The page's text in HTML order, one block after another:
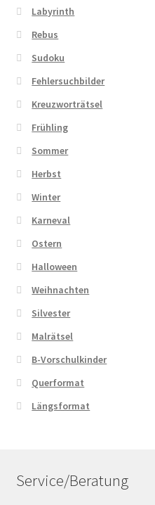
Labyrinth
Rebus
Sudoku
Fehlersuchbilder
Kreuzworträtsel
Frühling
Sommer
Herbst
Winter
Karneval
Ostern
Halloween
Weihnachten
Silvester
Malrätsel
B-Vorschulkinder
Querformat
Längsformat
Service/Beratung